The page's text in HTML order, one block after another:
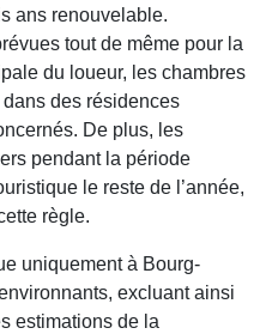
ans renouvelable.
tout de même pour la
du loueur, les chambres
des résidences
De plus, les
pendant la période
le reste de l’année,
règle.
uniquement à Bourg-
excluant ainsi
estimations de la